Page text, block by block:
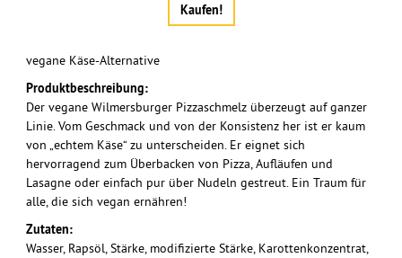
Kaufen!
vegane Käse-Alternative
Produktbeschreibung:
Der vegane Wilmersburger Pizzaschmelz überzeugt auf ganzer
Linie. Vom Geschmack und von der Konsistenz her ist er kaum
von „echtem Käse“ zu unterscheiden. Er eignet sich
hervorragend zum Überbacken von Pizza, Aufläufen und
Lasagne oder einfach pur über Nudeln gestreut. Ein Traum für
alle, die sich vegan ernähren!
Zutaten:
Wasser, Rapsöl, Stärke, modifizierte Stärke, Karottenkonzentrat,